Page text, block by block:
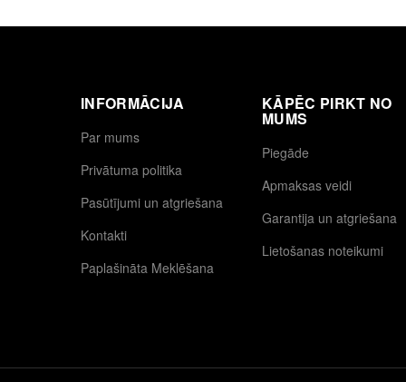
INFORMĀCIJA
Par mums
Privātuma politika
Pasūtījumi un atgriešana
Kontakti
Paplašināta Meklēšana
KĀPĒC PIRKT NO
MUMS
Piegāde
Apmaksas veidi
Garantija un atgriešana
Lietošanas noteikumi